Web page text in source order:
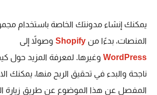
يمكنك إنشاء مدونتك الخاصة باستخدام
المنصات، بدءًا من Shopify وصولاً إلى
WordPress وغيرها. لمعرفة المزيد حول
ناجحة والبدء في تحقيق الربح منها، يمكنك
المفصل عن هذا الموضوع عن طريق زيارة